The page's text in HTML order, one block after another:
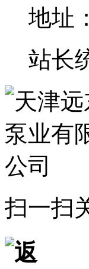
地址
站长
扫一扫